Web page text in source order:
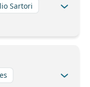
Sartori